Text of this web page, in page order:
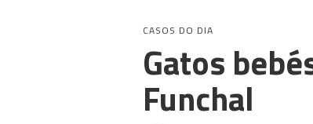
CASOS DO DIA
Gatos
Funchal